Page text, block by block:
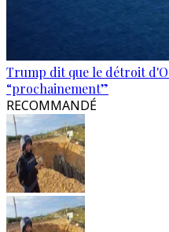
Trump dit que le détroit
“prochainement”
RECOMMANDÉ